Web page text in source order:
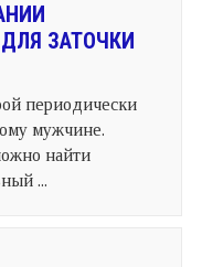
ЗАТОЧКИ
периодически
мужчине.
найти
...